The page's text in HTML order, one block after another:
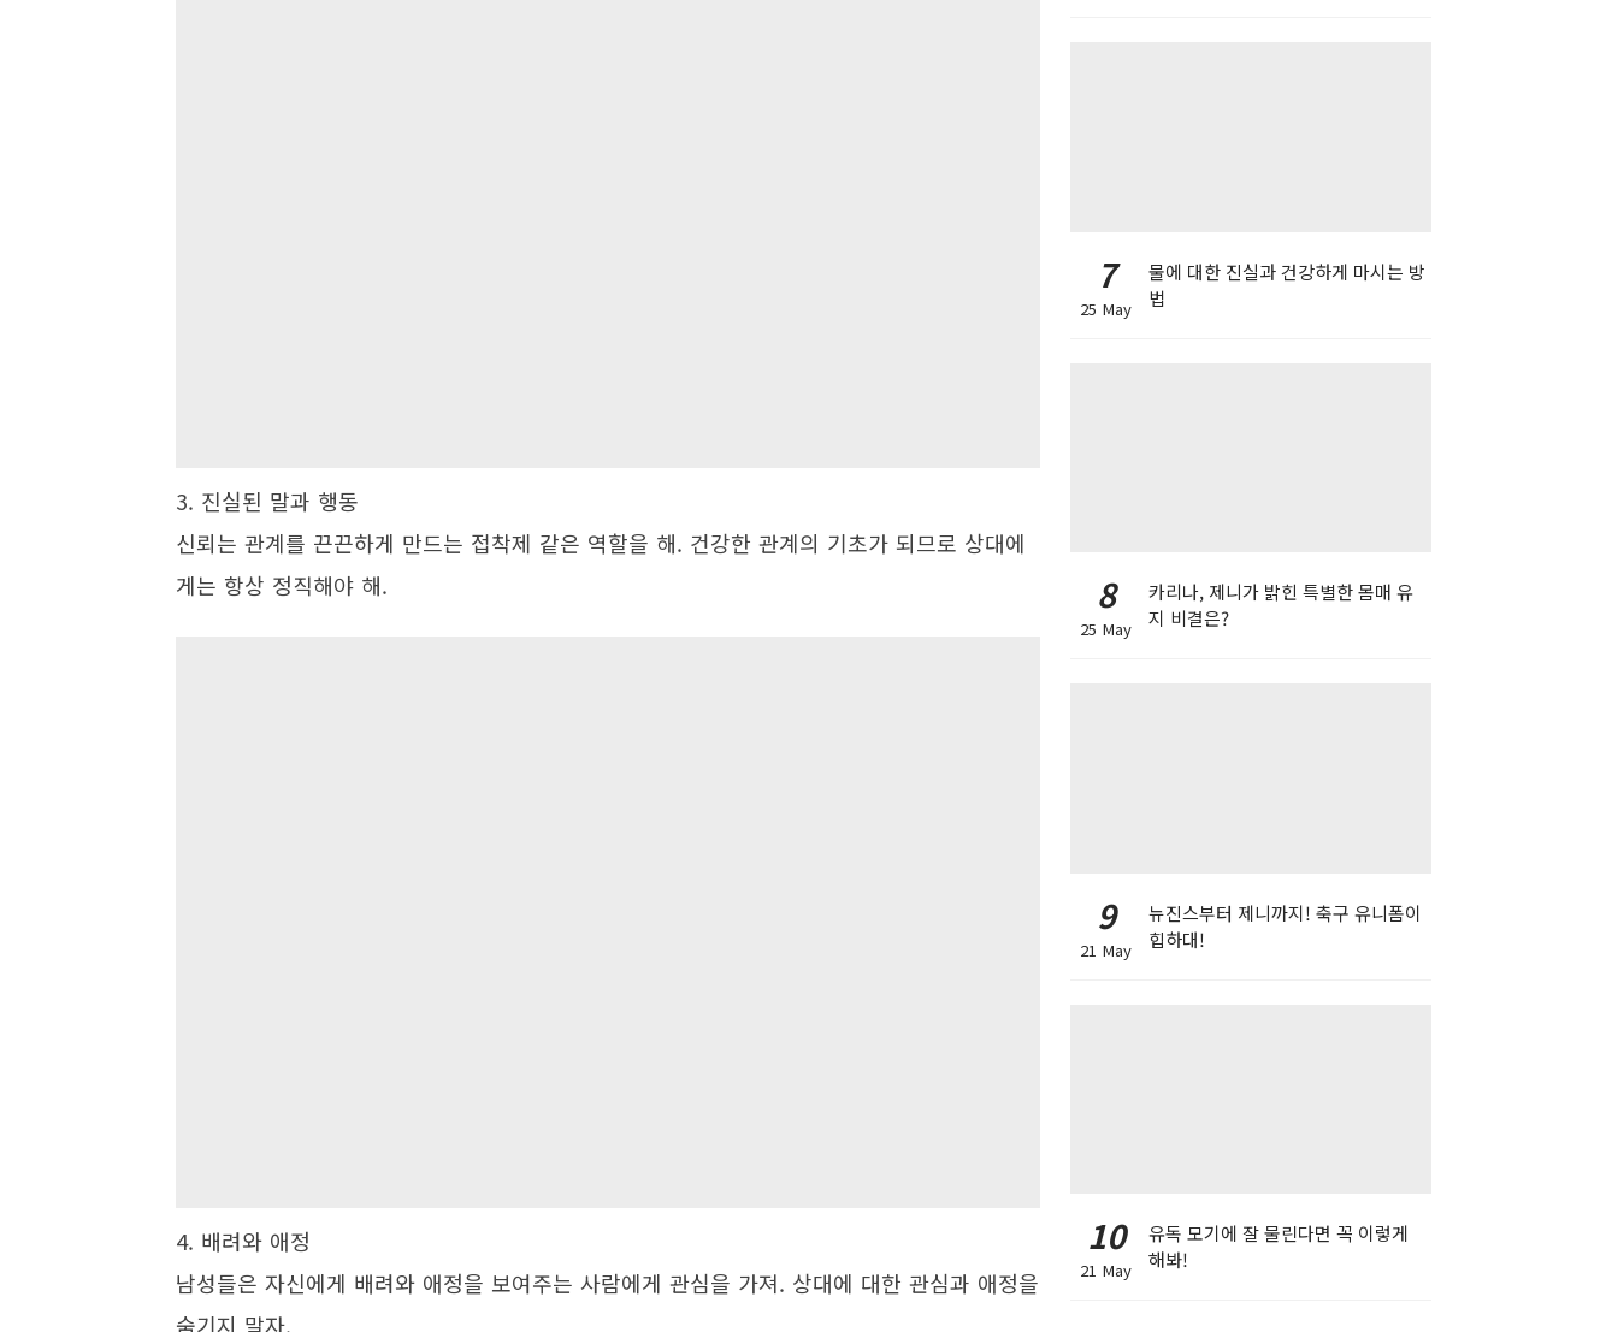
3. 진실된 말과 행동
신뢰는 관계를 끈끈하게 만드는 접착제 같은 역할을 해. 건강한 관계의 기초가 되므로 상대에
게는 항상 정직해야 해.
4. 배려와 애정
남성들은 자신에게 배려와 애정을 보여주는 사람에게 관심을 가져. 상대에 대한 관심과 애정을
숨기지 말자.
7
25 May
물에 대한 진실과 건강하게 마시는 방
법
8
25 May
카리나, 제니가 밝힌 특별한 몸매 유
지 비결은?
9
21 May
뉴진스부터 제니까지! 축구 유니폼이
힙하대!
10
21 May
유독 모기에 잘 물린다면 꼭 이렇게
해봐!